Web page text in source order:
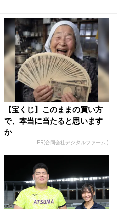
【宝くじ】このままの買い方
で、本当に当たると思います
か
PR(合同会社デジタルファーム )